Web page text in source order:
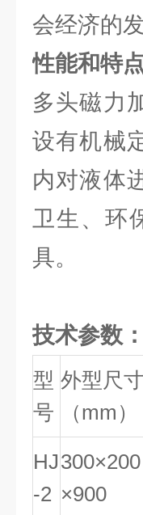
会经济的
性能和特点
多头磁力
设有机械
内对液体
卫生、环
具。
技术参数：
型
号
外型尺寸
（mm）
HJ
-2
300×200
×900